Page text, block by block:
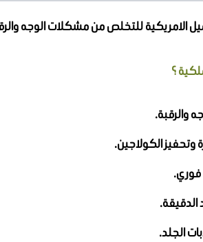
الامريكية للتخلص من مشكلات الوجه
؟
والرقبة.
وتحفيز الكولاجين.
فوري.
الدقيقة.
الجلد.